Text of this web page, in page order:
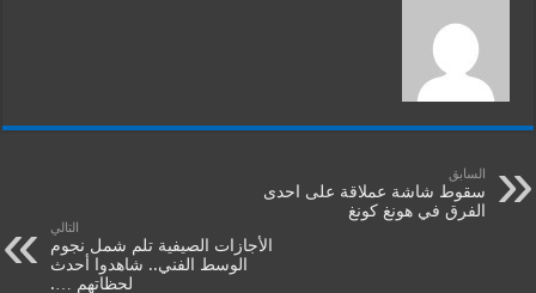
السابق
سقوط شاشة عملاقة على احدى
الفرق في هونغ كونغ
التالي
الأجازات الصيفية تلم شمل نجوم
الوسط الفني.. شاهدوا أحدث
لحظاتهم ….